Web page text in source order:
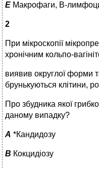
E Макрофаги, В-
2
При мікроскопії
хронічним кольпо-
виявив округлої форми
брунькуються клітини,
Про збудника якої
даному випадку?
A *Кандидозу
B Кокцидіозу